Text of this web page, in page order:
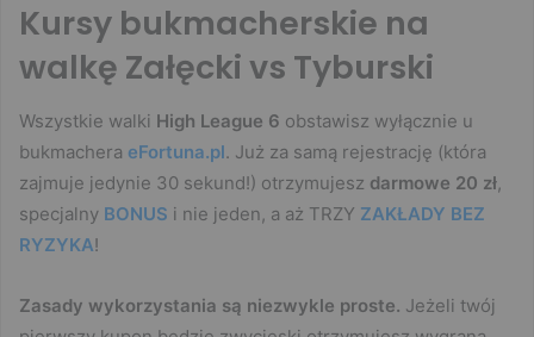
Kursy bukmacherskie na
walkę Załęcki vs Tyburski
Wszystkie walki High League 6 obstawisz wyłącznie u
bukmachera eFortuna.pl. Już za samą rejestrację (która
zajmuje jedynie 30 sekund!) otrzymujesz darmowe 20 zł,
specjalny BONUS i nie jeden, a aż TRZY ZAKŁADY BEZ
RYZYKA!
Zasady wykorzystania są niezwykle proste. Jeżeli twój